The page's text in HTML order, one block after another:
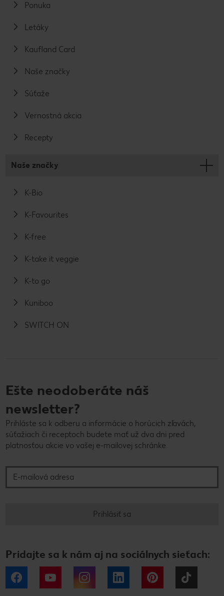
Ponuka
Letáky
Kaufland Card
Naše značky
Súťaže
Vernostná akcia
Recepty
Naše značky
K-Bio
K-Favourites
K-free
K-take it veggie
K-to go
Kuniboo
SWITCH ON
Ešte neodoberáte náš
newsletter?
Prihláste sa k odberu a informácie o horúcich zľavách,
súťažiach či receptoch budete mať už dva dni pred
platnosťou akcie vo vašej e-mailovej schránke.
Prihlásiť sa
Pridajte sa k nám aj na sociálnych sieťach:
Facebook YouTube Instagram LinkedIn Pinterest